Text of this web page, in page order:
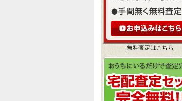
無料査定はこちら